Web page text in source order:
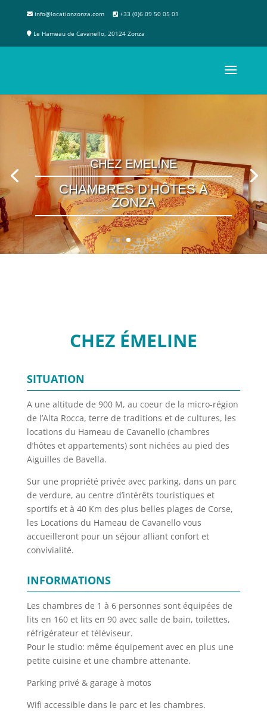
info@locationzonza.com +33 (0)6 09 50 05 01
Le Hameau de Cavanello, 20124 Zonza
CHEZ EMELINE
CHAMBRES D’HÔTES À
ZONZA
CHEZ ÉMELINE
SITUATION
A une altitude de 900 M, au coeur de la micro-région
de l’Alta Rocca, terre de traditions et de cultures, les
locations du Hameau de Cavanello (chambres
d’hôtes et appartements) sont nichées au pied des
Aiguilles de Bavella.
Sur une propriété privée avec parking, dans un parc
de verdure, au centre d’intérêts touristiques et
sportifs et à 40 Km des plus belles plages de Corse,
les Locations du Hameau de Cavanello vous
accueilleront pour un séjour alliant confort et
convivialité.
INFORMATIONS
Les chambres de 1 à 6 personnes sont équipées de
lits en 160 et lits en 90 avec salle de bain, toilettes,
réfrigérateur et téléviseur.
Pour le studio: même équipement avec en plus une
petite cuisine et une chambre attenante.
Parking privé & garage à motos
Wifi accessible dans le parc et les chambres.